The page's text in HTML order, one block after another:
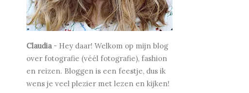
Claudia- Hey daar! Welkom op mijn blog
over fotografie (véél fotografie), fashion
en reizen. Bloggen is een feestje, dus ik
wens je veel plezier met lezen en kijken!